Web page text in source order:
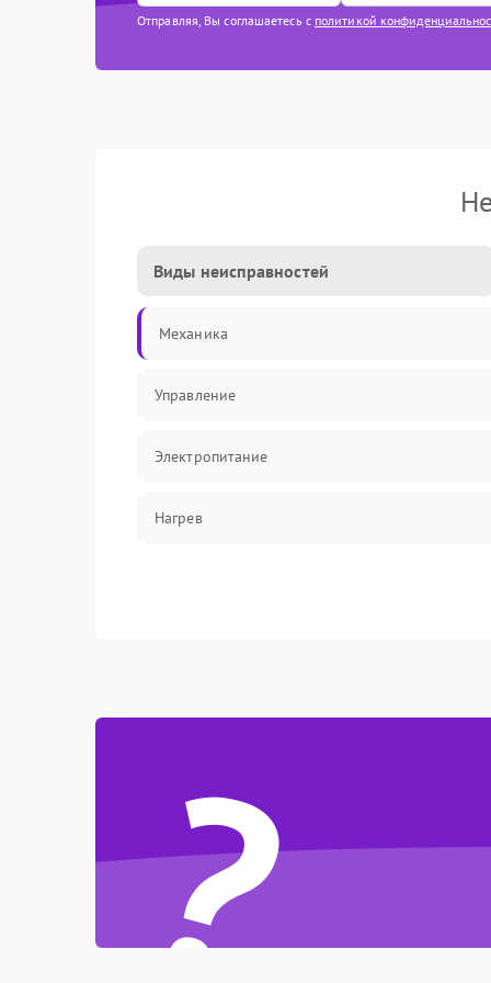
Отправляя, Вы соглашаетесь с политикой
Виды неисправностей
Механика
Управление
Электропитание
Нагрев
?